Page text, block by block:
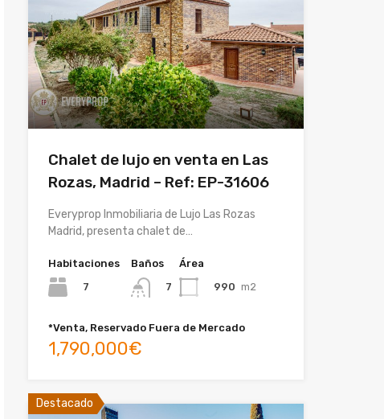
Chalet de lujo en venta en Las
Rozas, Madrid – Ref: EP-31606
Everyprop Inmobiliaria de Lujo Las Rozas
Madrid, presenta chalet de…
Habitaciones
7
Baños
7
Área
990 m2
*Venta, Reservado Fuera de Mercado
1,790,000€
Destacado